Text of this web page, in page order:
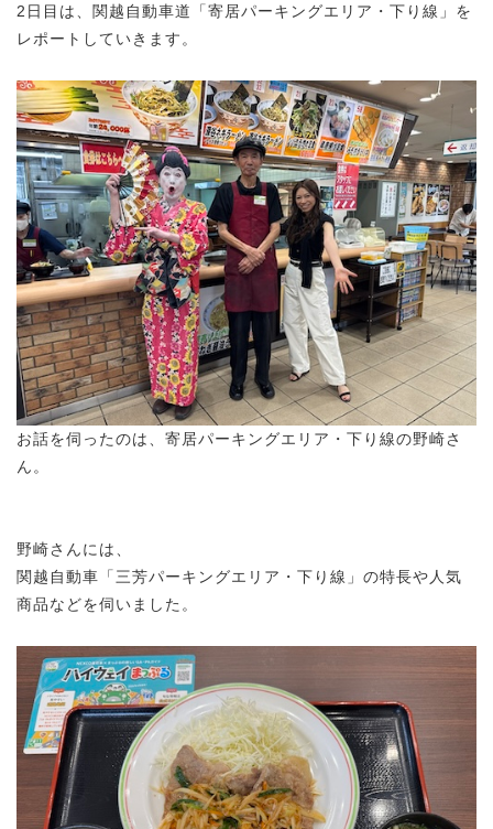
2日目は、関越自動車道「寄居パーキングエリア・下り線」を
レポートしていきます。
お話を伺ったのは、寄居パーキングエリア・下り線の野崎さ
ん。
野崎さんには、
関越自動車「三芳パーキングエリア・下り線」の特長や人気
商品などを伺いました。